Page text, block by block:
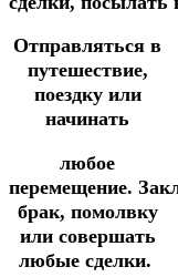
Отправляться в
путешествие,
поездку или
начинать
любое
перемещение.
брак, помолвку
или совершать
любые сделки.